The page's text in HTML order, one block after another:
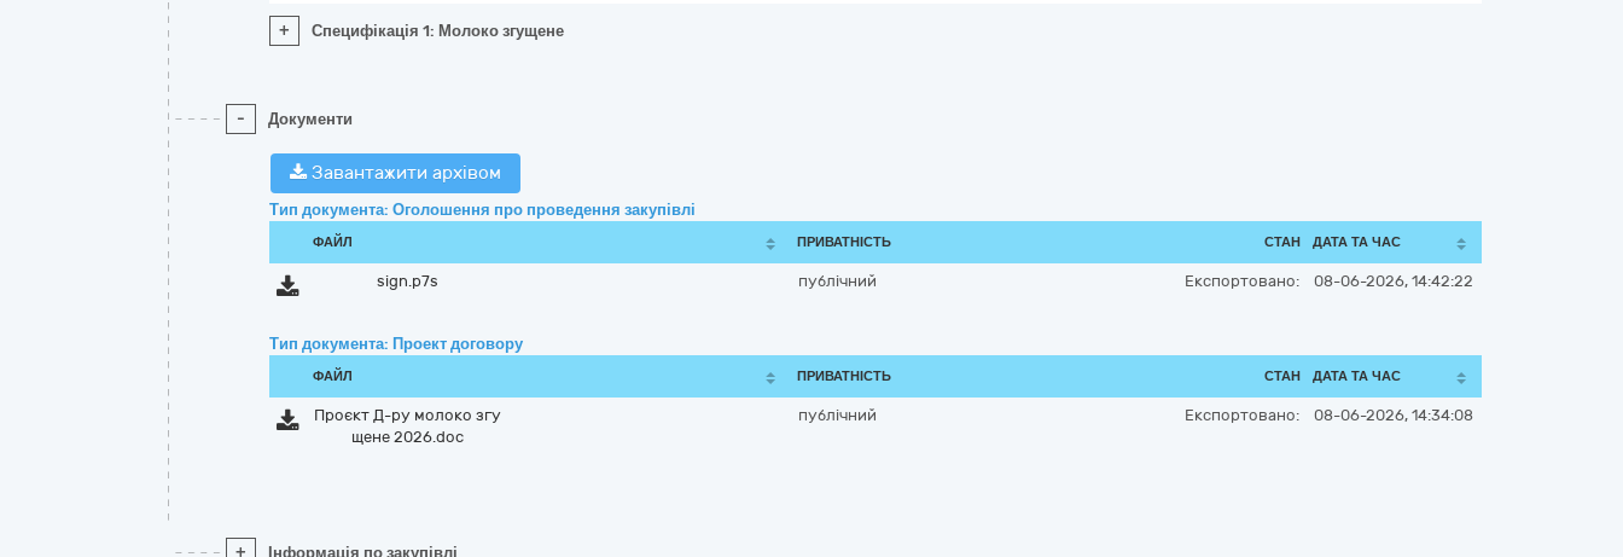
+ Специфікація 1: Молоко згущене
- Документи
Завантажити архівом
Тип документа: Оголошення про проведення закупівлі
ФАЙЛ ПРИВАТНІСТЬ СТАН ДАТА ТА ЧАС
sign.p7s публічний Експортовано: 08-06-2026, 14:42:22
Тип документа: Проект договору
ФАЙЛ ПРИВАТНІСТЬ СТАН ДАТА ТА ЧАС
Проєкт Д-ру молоко згу
щене 2026.doc
публічний Експортовано: 08-06-2026, 14:34:08
+ Інформація по закупівлі